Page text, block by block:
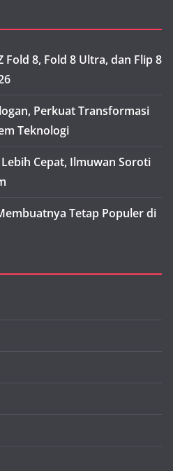
Fold 8, Fold 8 Ultra, dan Flip 8
Perkuat Transformasi
Teknologi
Cepat, Ilmuwan Soroti
Tetap Populer di